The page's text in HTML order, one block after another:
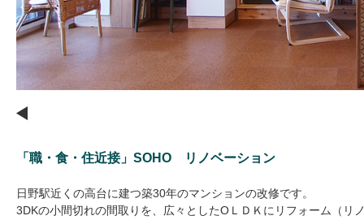
業務内容 所属建築士
Q＆A
新築 リフォーム
「職・食・住近接」SOHO リノベーション
日野駅近くの高台に建つ築30年のマンションの改修です。
3DKの小間切れの間取りを、広々としたOＬＤＫにリフォーム（リ